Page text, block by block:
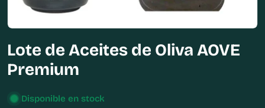
Lote de Aceites de Oliva AOVE
Premium
Disponible en stock